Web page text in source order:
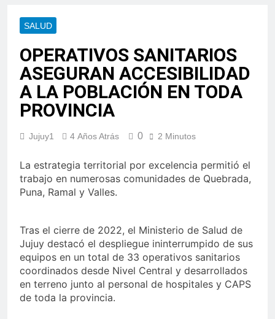
SALUD
OPERATIVOS SANITARIOS
ASEGURAN ACCESIBILIDAD
A LA POBLACIÓN EN TODA
PROVINCIA
Jujuy1 4 Años Atrás 0 2 Minutos
La estrategia territorial por excelencia permitió el
trabajo en numerosas comunidades de Quebrada,
Puna, Ramal y Valles.
Tras el cierre de 2022, el Ministerio de Salud de
Jujuy destacó el despliegue ininterrumpido de sus
equipos en un total de 33 operativos sanitarios
coordinados desde Nivel Central y desarrollados
en terreno junto al personal de hospitales y CAPS
de toda la provincia.